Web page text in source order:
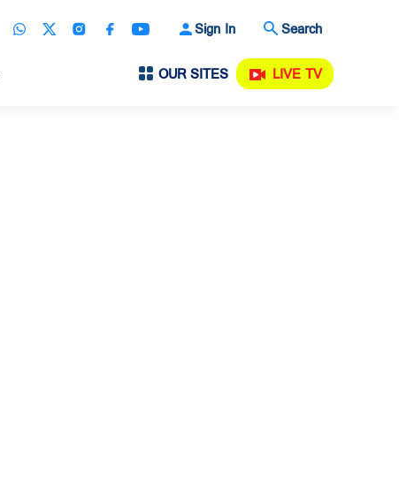
Sign In Search
OUR SITES LIVE TV